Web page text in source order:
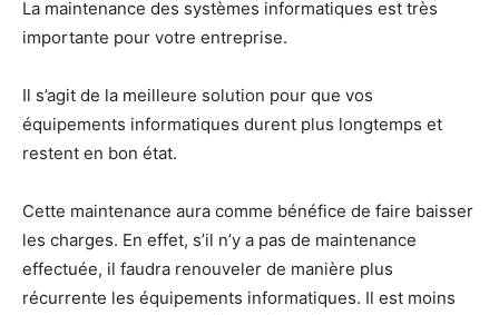
La maintenance des systèmes informatiques est très
importante pour votre entreprise.
Il s’agit de la meilleure solution pour que vos
équipements informatiques durent plus longtemps et
restent en bon état.
Cette maintenance aura comme bénéfice de faire baisser
les charges. En effet, s’il n’y a pas de maintenance
effectuée, il faudra renouveler de manière plus
récurrente les équipements informatiques. Il est moins